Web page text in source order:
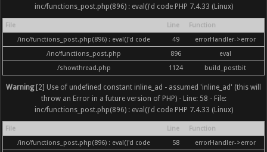
inc/functions_post.php(896) : eval()'d code PHP 7.4.33 (Linux)
File Line
Function
/inc/functions_post.php(896) : eval()'d code
49
errorHandler->error
/inc/functions_post.php
896
eval
/showthread.php
1124 build_postbit
Warning[2] Use of undefined constant inline_ad - assumed 'inline_ad' (this will
throw an Error in a future version of PHP) - Line: 58 - File:
inc/functions_post.php(896) : eval()'d code PHP 7.4.33 (Linux)
File Line
Function
/inc/functions_post.php(896) : eval()'d code
58
errorHandler->error